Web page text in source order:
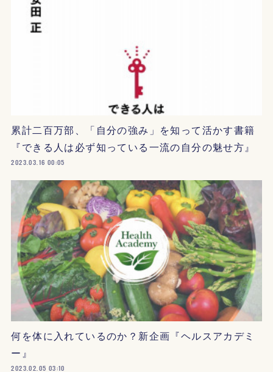
累計二百万部、「自分の強み」を知って活かす書籍
『できる人は必ず知っている一流の自分の魅せ方』
2023.03.16 00:05
何を体に入れているのか？新企画『ヘルスアカデミ
ー』
2023.02.05 03:10